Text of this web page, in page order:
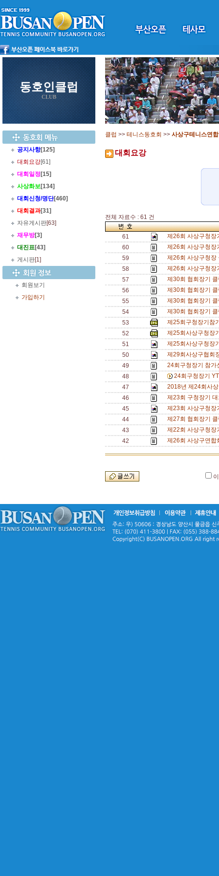
동호인클럽
CLUB
공지사항[125]
대회요강[61]
대회일정 [15]
사상화보[134]
대회신청/명단[460]
대회결과[31]
자유게시판[63]
재무방[3]
대진표[43]
게시판[1]
회원보기
가입하기
클럽 >> 테니스동호회 >> 사상구테니스연
대회요강
전체 자료수 : 61 건
61
제26회 사상구청
60
제26회 사상구청
59
제26회 사상구청
58
제26회 사상구청
57
제30회 협회장기
56
제30회 협회장기
55
제30회 협회장기
54
제30회 협회장기
53
제25회구청장기참
52
제25회사상구청장
51
제25회사상구청장
50
제29회사상구협회
49
24회구청장기 참
48
24회구청장기
47
2018년 제24회사
46
제23회 구청장기
45
제23회 사상구청
44
제27회 협회장기
43
제22회 사상구청
42
제26회 사상구연